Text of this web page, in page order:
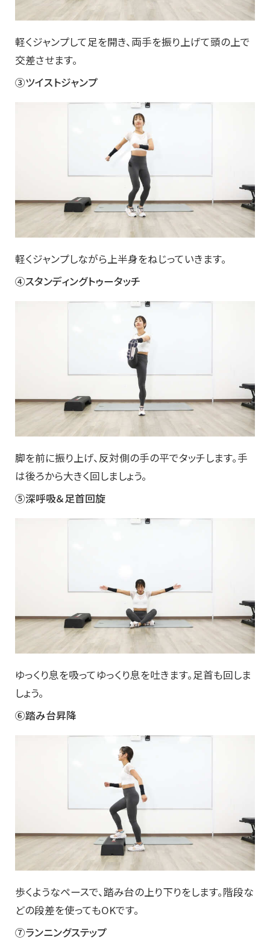
軽くジャンプして足を開き、両手を振り上げて頭の上で
交差させます。
③ツイストジャンプ
軽くジャンプしながら上半身をねじっていきます。
④スタンディングトゥータッチ
脚を前に振り上げ、反対側の手の平でタッチします。手
は後ろから大きく回しましょう。
⑤深呼吸＆足首回旋
ゆっくり息を吸ってゆっくり息を吐きます。足首も回しま
しょう。
⑥踏み台昇降
歩くようなペースで、踏み台の上り下りをします。階段な
どの段差を使ってもOKです。
⑦ランニングステップ